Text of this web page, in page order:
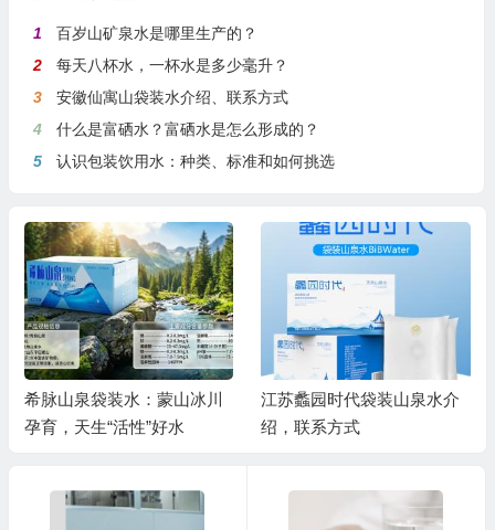
1
百岁山矿泉水是哪里生产的？
2
每天八杯水，一杯水是多少毫升？
3
安徽仙寓山袋装水介绍、联系方式
4
什么是富硒水？富硒水是怎么形成的？
5
认识包装饮用水：种类、标准和如何挑选
希脉山泉袋装水：蒙山冰川
孕育，天生“活性”好水
江苏蠡园时代袋装山泉水介
绍，联系方式